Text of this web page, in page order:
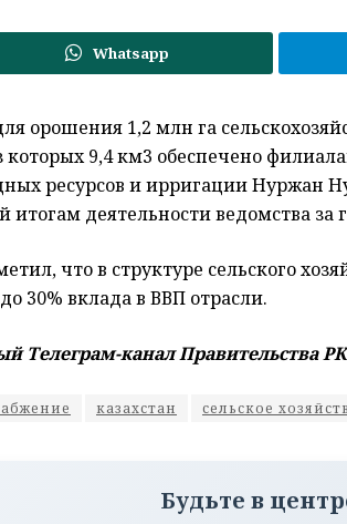
Whatsapp
орошения 1,2 млн га
9,4 км3 обеспечено
ресурсов и ирригации Нуржан
итогам деятельности ведомства за
что в структуре сельского
30% вклада в ВВП отрасли.
Телеграм-канал Правительства
казахстан сельское
Будьте в